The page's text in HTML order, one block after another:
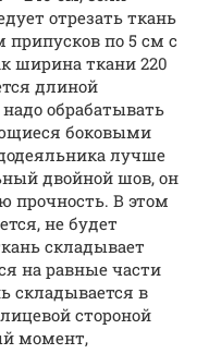
отрезать ткань
припусков по 5 см с
ширина ткани 220
длиной
обрабатывать
боковыми
лучше
двойной шов, он
прочность. В этом
не будет
складывает
на равные части
складывается в
стороной
момент,